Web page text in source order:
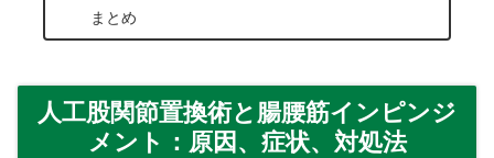
まとめ
人工股関節置換術と腸腰筋インピンジ
メント：原因、症状、対処法